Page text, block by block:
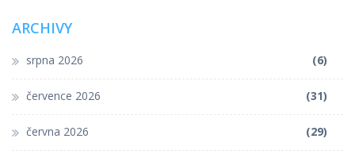
ARCHIVY
srpna 2026 (6)
července 2026 (31)
června 2026 (29)